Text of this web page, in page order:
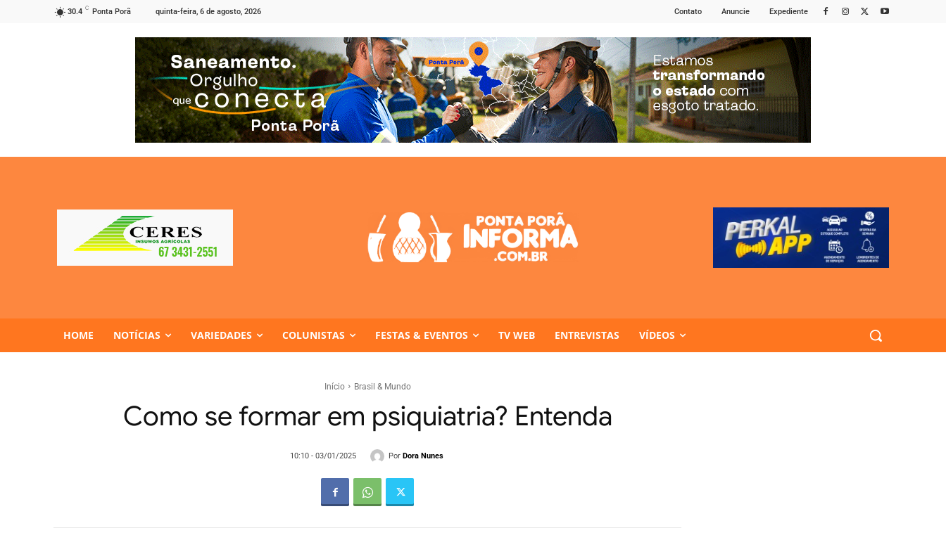
30.4 C Ponta Porã quinta-feira, 6 de agosto, 2026 Contato Anuncie Expediente
HOME NOTÍCIAS VARIEDADES COLUNISTAS FESTAS & EVENTOS TV WEB ENTREVISTAS VÍDEOS
Início Brasil & Mundo
Como se formar em psiquiatria? Entenda
10:10 - 03/01/2025 Por Dora Nunes